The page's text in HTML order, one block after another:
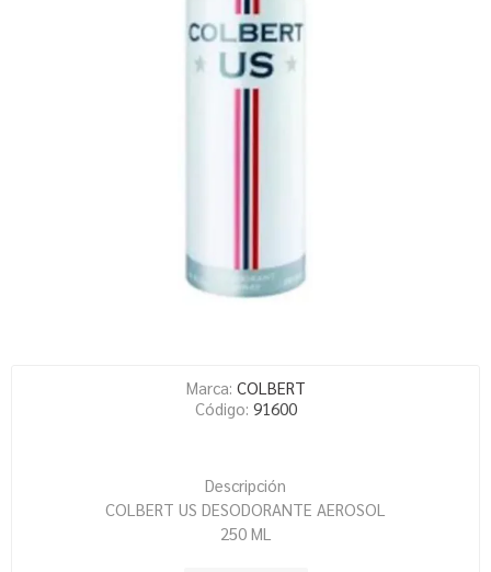
Marca: COLBERT
Código: 91600
Descripción
COLBERT US DESODORANTE AEROSOL
250 ML